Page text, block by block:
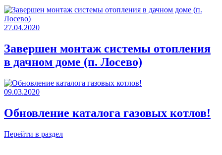
27.04.2020
Завершен монтаж системы отопления
в дачном доме (п. Лосево)
09.03.2020
Обновление каталога газовых котлов!
Перейти в раздел